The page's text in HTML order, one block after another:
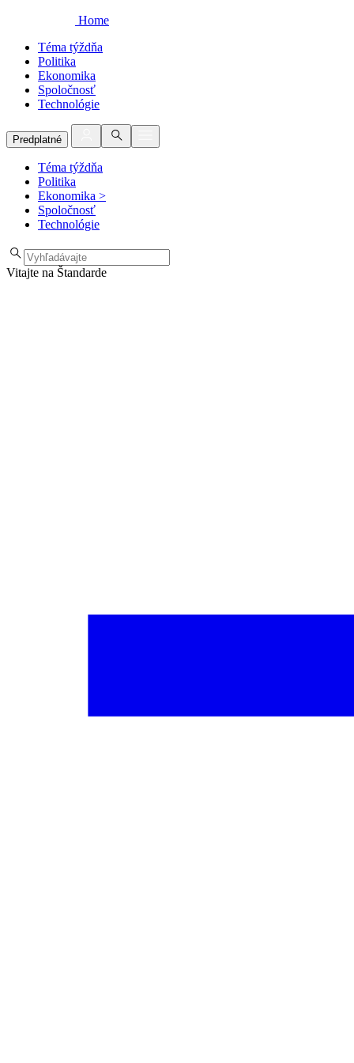
Home
Téma týždňa
Politika
Ekonomika
Spoločnosť
Technológie
Predplatné
Téma týždňa
Politika
Ekonomika >
Spoločnosť
Technológie
Vitajte na Štandarde